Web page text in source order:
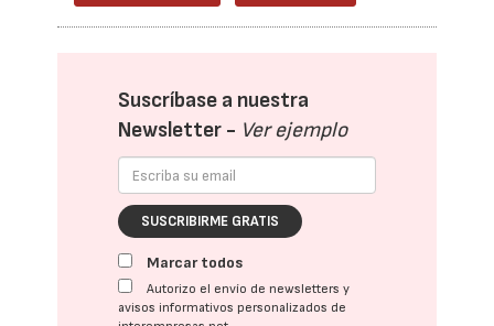
Suscríbase a nuestra
Newsletter - Ver ejemplo
SUSCRIBIRME GRATIS
Marcar todos
Autorizo el envío de newsletters y
avisos informativos personalizados de